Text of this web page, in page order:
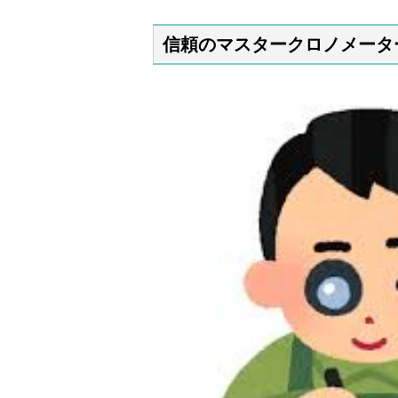
信頼のマスタークロノメータ